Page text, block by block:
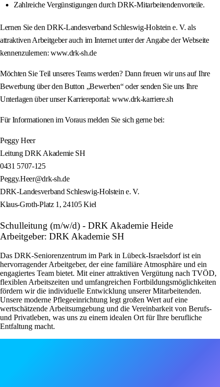
Zahlreiche Vergünstigungen durch DRK-Mitarbeitendenvorteile.
Lernen Sie den DRK-Landesverband Schleswig-Holstein e. V. als
attraktiven Arbeitgeber auch im Internet unter der Angabe der Webseite
kennenzulernen: www.drk-sh.de
Möchten Sie Teil unseres Teams werden? Dann freuen wir uns auf Ihre
Bewerbung über den Button „Bewerben“ oder senden Sie uns Ihre
Unterlagen über unser Karriereportal: www.drk-karriere.sh
Für Informationen im Voraus melden Sie sich gerne bei:
Peggy Heer
Leitung DRK Akademie SH
0431 5707-125
Peggy.Heer@drk-sh.de
DRK-Landesverband Schleswig-Holstein e. V.
Klaus-Groth-Platz 1, 24105 Kiel
Schulleitung (m/w/d) - DRK Akademie Heide
Arbeitgeber: DRK Akademie SH
Das DRK-Seniorenzentrum im Park in Lübeck-Israelsdorf ist ein
hervorragender Arbeitgeber, der eine familiäre Atmosphäre und ein
engagiertes Team bietet. Mit einer attraktiven Vergütung nach TVÖD,
flexiblen Arbeitszeiten und umfangreichen Fortbildungsmöglichkeiten
fördern wir die individuelle Entwicklung unserer Mitarbeitenden.
Unsere moderne Pflegeeinrichtung legt großen Wert auf eine
wertschätzende Arbeitsumgebung und die Vereinbarkeit von Berufs-
und Privatleben, was uns zu einem idealen Ort für Ihre berufliche
Entfaltung macht.